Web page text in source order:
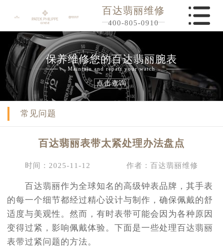
百达翡丽维修
400-805-0910
保养维修您的百达翡丽腕表
Maintain and repair your watch
点击查询
常见问题
百达翡丽表带太紧处理办法盘点
时间：2025-11-12 作者：百达翡丽维修
百达翡丽作为全球知名的高级钟表品牌，其手表
的每一个细节都经过精心设计与制作，确保佩戴的舒
适度与美观性。然而，有时表带可能会因为各种原因
变得过紧，影响佩戴体验。下面是一些处理百达翡丽
表带过紧问题的方法。